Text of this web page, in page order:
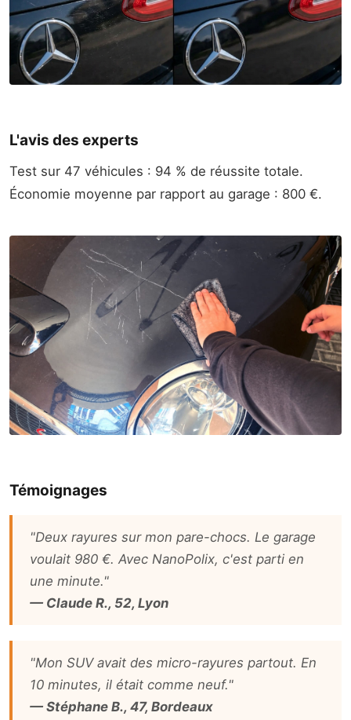
L'avis des experts
Test sur 47 véhicules : 94 % de réussite totale.
Économie moyenne par rapport au garage : 800 €.
Témoignages
"Deux rayures sur mon pare-chocs. Le garage
voulait 980 €. Avec NanoPolix, c'est parti en
une minute."
— Claude R., 52, Lyon
"Mon SUV avait des micro-rayures partout. En
10 minutes, il était comme neuf."
— Stéphane B., 47, Bordeaux